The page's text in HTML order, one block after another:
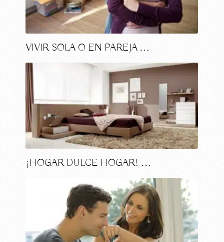
VIVIR SOLA O EN PAREJA …
¡HOGAR DULCE HOGAR! …